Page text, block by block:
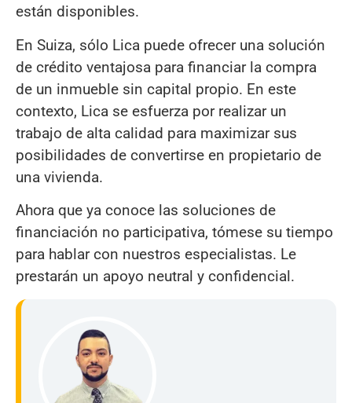
están disponibles.
En Suiza, sólo Lica puede ofrecer una solución
de crédito ventajosa para financiar la compra
de un inmueble sin capital propio. En este
contexto, Lica se esfuerza por realizar un
trabajo de alta calidad para maximizar sus
posibilidades de convertirse en propietario de
una vivienda.
Ahora que ya conoce las soluciones de
financiación no participativa, tómese su tiempo
para hablar con nuestros especialistas. Le
prestarán un apoyo neutral y confidencial.